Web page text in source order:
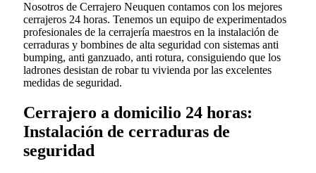
Nosotros de Cerrajero Neuquen contamos con los mejores
cerrajeros 24 horas. Tenemos un equipo de experimentados
profesionales de la cerrajería maestros en la instalación de
cerraduras y bombines de alta seguridad con sistemas anti
bumping, anti ganzuado, anti rotura, consiguiendo que los
ladrones desistan de robar tu vivienda por las excelentes
medidas de seguridad.
Cerrajero a domicilio 24 horas:
Instalación de cerraduras de
seguridad